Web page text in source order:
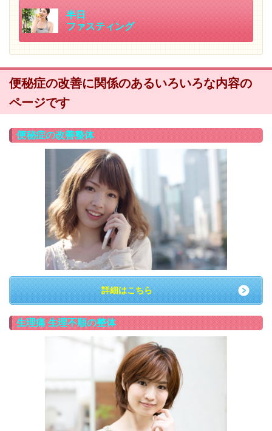
半日
ファスティング
便秘症の改善に関係のあるいろいろな内容の
ページです
便秘症の改善整体
詳細はこちら
生理痛 生理不順の整体